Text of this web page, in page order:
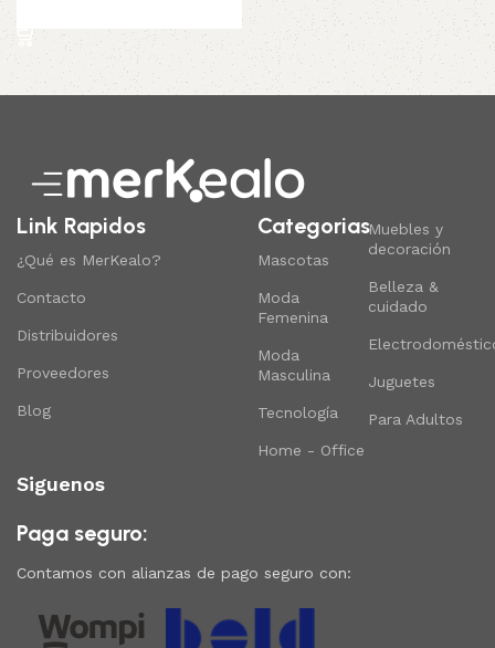
Link Rapidos
¿Qué es MerKealo?
Contacto
Distribuidores
Proveedores
Blog
Categorias
Mascotas
Moda
Femenina
Moda
Masculina
Tecnología
Home - Office
Muebles y
decoración
Belleza &
cuidado
Juguetes
Para Adultos
Siguenos
Paga seguro:
Contamos con alianzas de pago seguro con: